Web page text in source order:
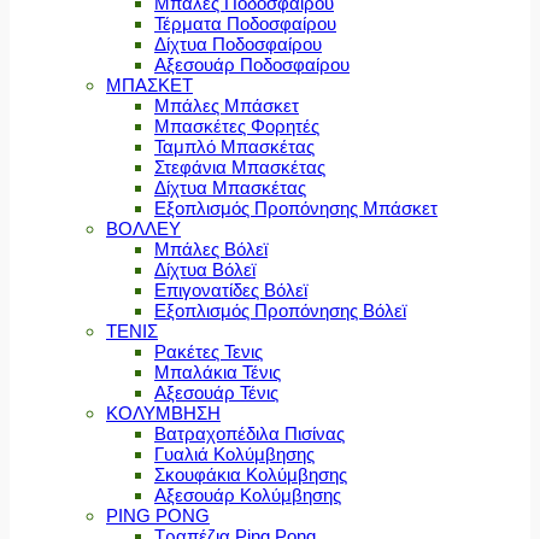
Τέρματα Ποδοσφαίρου
Δίχτυα Ποδοσφαίρου
Αξεσουάρ Ποδοσφαίρου
ΜΠΑΣΚΕΤ
Μπάλες Μπάσκετ
Μπασκέτες Φορητές
Ταμπλό Μπασκέτας
Στεφάνια Μπασκέτας
Δίχτυα Μπασκέτας
Εξοπλισμός Προπόνησης Μπάσκετ
ΒΟΛΛΕΥ
Μπάλες Βόλεϊ
Δίχτυα Βόλεϊ
Επιγονατίδες Βόλεϊ
Εξοπλισμός Προπόνησης Βόλεϊ
ΤΕΝΙΣ
Ρακέτες Τενις
Μπαλάκια Τένις
Αξεσουάρ Τένις
ΚΟΛΥΜΒΗΣΗ
Βατραχοπέδιλα Πισίνας
Γυαλιά Κολύμβησης
Σκουφάκια Κολύμβησης
Αξεσουάρ Κολύμβησης
PING PONG